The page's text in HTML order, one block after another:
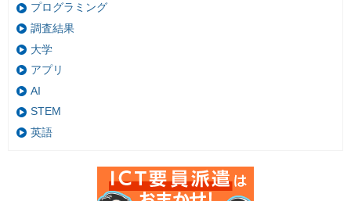
プログラミング
調査結果
大学
アプリ
AI
STEM
英語